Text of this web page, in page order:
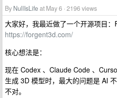
By NullIsLifeat May 6 · 2196 views
大家好，我最近做了一个开源项目
https://forgent3d.com/
核心想法是：
现在 Codex 、Claude Code 、
生成 3D 模型时，最大的问题是 AI
不对。